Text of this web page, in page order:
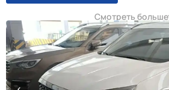
Смотреть больше